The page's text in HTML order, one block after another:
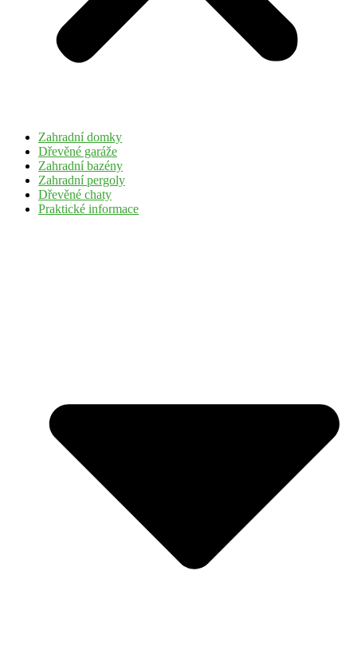
Zahradní domky
Dřevěné garáže
Zahradní bazény
Zahradní pergoly
Dřevěné chaty
Praktické informace